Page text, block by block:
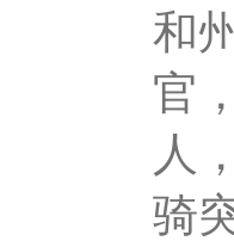
和
官
人
骑